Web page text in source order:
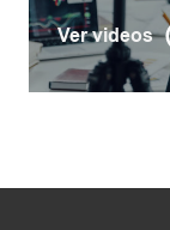
Ver videos